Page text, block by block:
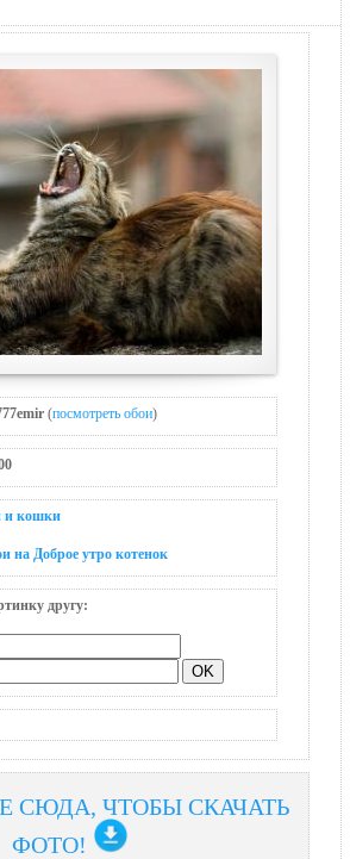
(посмотреть обои)
и кошки
на Доброе утро котенок
другу:
СЮДА, ЧТОБЫ СКАЧАТЬ
ФОТО!